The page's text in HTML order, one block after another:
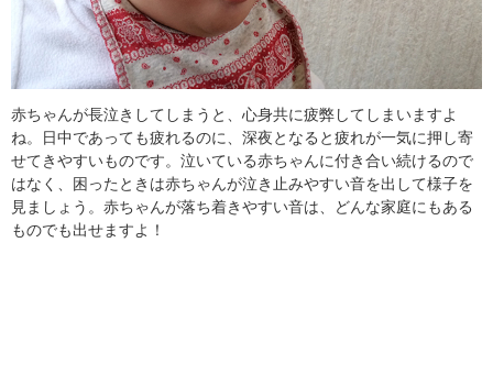
赤ちゃんが長泣きしてしまうと、心身共に疲弊してしまいますよ
ね。日中であっても疲れるのに、深夜となると疲れが一気に押し寄
せてきやすいものです。泣いている赤ちゃんに付き合い続けるので
はなく、困ったときは赤ちゃんが泣き止みやすい音を出して様子を
見ましょう。赤ちゃんが落ち着きやすい音は、どんな家庭にもある
ものでも出せますよ！